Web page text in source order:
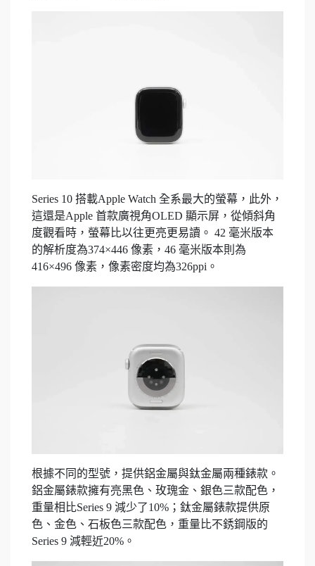
Series 10 搭載Apple Watch 全系最大的螢幕，此外，
這還是Apple 首款廣視角OLED 顯示屏，從傾斜角
度觀看時，螢幕比以往更亮更易讀。 42 毫米版本
的解析度為374×446 像素，46 毫米版本則為
416×496 像素，像素密度均為326ppi。
根據不同的型號，提供鋁金屬與鈦金屬兩種錶款。
鋁金屬錶款擁有亮黑色、玫瑰金、銀色三款配色，
重量相比Series 9 減少了10%；鈦金屬錶款提供原
色、金色、石板色三款配色，重量比不銹鋼版的
Series 9 減輕近20%。